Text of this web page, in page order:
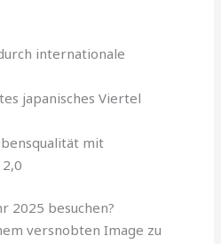
internationale
japanisches Viertel
mit
2025 besuchen?
versnobten Image zu